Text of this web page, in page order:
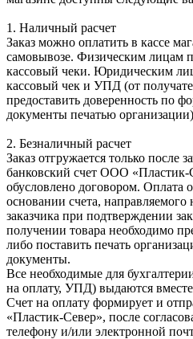
1. Наличный расчет
Заказ можно оплатить в кассе
самовывозе. Физическим лицам
кассовый чеки. Юридическим
кассовый чек и УПД (от
предоставить доверенность по
документы печатью
2. Безналичный расчет
Заказ отгружается только после
банковский счет ООО «Пластик-
обусловлено договором. Оплата
основании счета, направляемого
заказчика при подтверждении
получении товара необходимо
либо поставить печать
документы.
Все необходимые для
на оплату, УПД) выдаются
Счет на оплату формирует и
«Пластик-Север», после
телефону и/или электронной